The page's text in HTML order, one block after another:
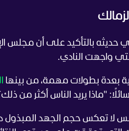
حديثه بالتأكيد على أن مجلس
التي واجهت النادي.
بعدة بطولات مهمة، من بينها
"ماذا يريد الناس أكثر من
لا تعكس حجم الجهد المبذول